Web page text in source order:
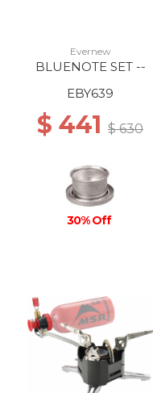
Evernew
BLUENOTE SET --
EBY639
$ 441 $ 630
30% Off